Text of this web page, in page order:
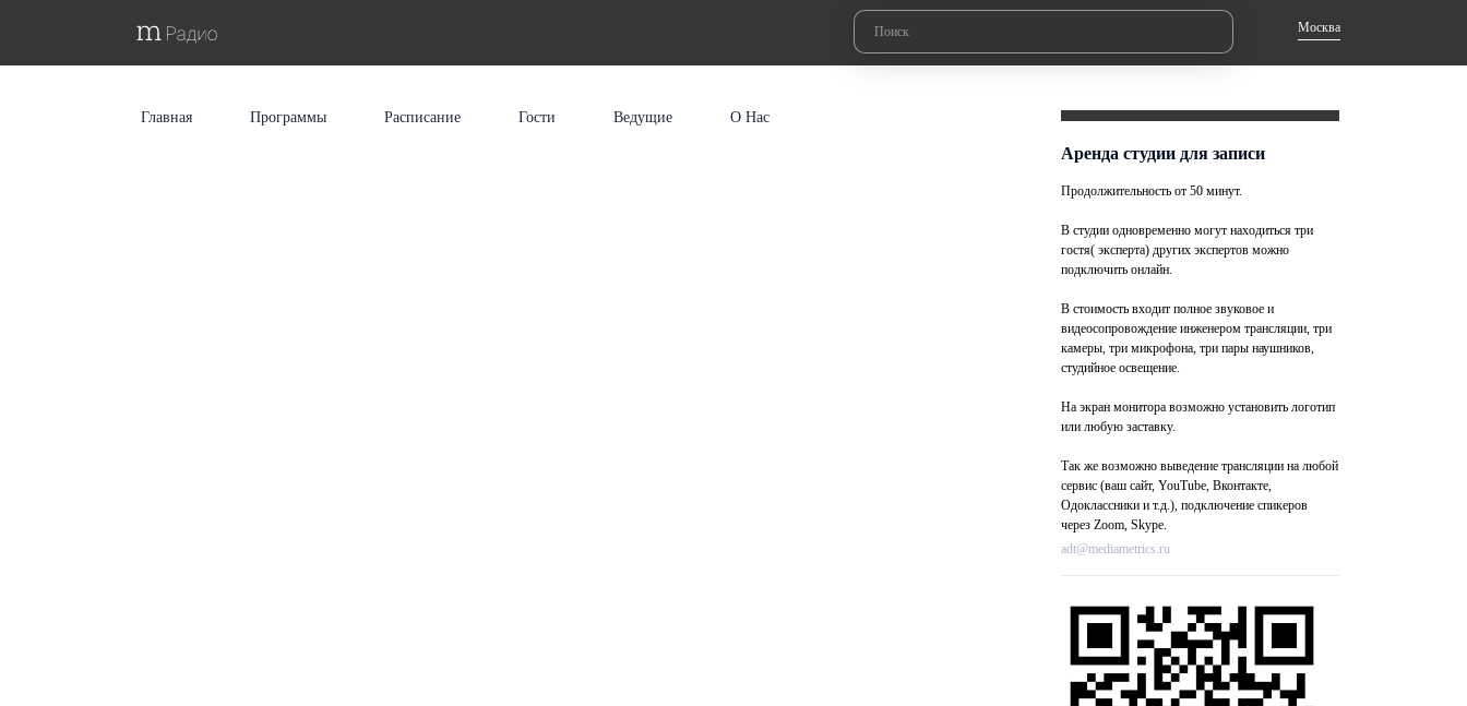
Москва
Главная Программы Расписание Гости Ведущие О Нас
Аренда студии для записи
Продолжительность от 50 минут.
В студии одновременно могут находиться три
гостя( эксперта) других экспертов можно
подключить онлайн.
В стоимость входит полное звуковое и
видеосопровождение инженером трансляции, три
камеры, три микрофона, три пары наушников,
студийное освещение.
На экран монитора возможно установить логотип
или любую заставку.
Так же возможно выведение трансляции на любой
сервис (ваш сайт, YouTube, Вконтакте,
Одоклассники и т.д.), подключение спикеров
через Zoom, Skype.
adt@mediametrics.ru